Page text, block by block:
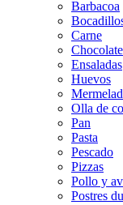
Barbacoa
Carne
Chocolate
Ensaladas
Huevos
Olla de
Pan
Pasta
Pescado
Pizzas
Pollo y
Postres